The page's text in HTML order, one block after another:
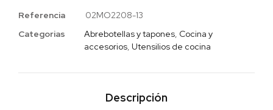
Referencia
02MO2208-13
Categorias
Abrebotellas y tapones, Cocina y
accesorios, Utensilios de cocina
Descripción